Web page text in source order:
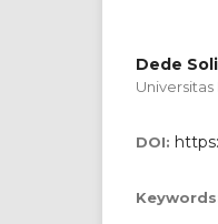
Dede
DOI: